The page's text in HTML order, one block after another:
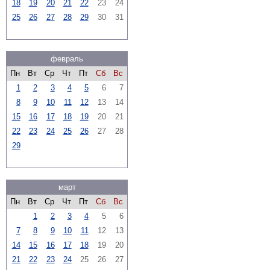
18 19 20 21 22 23
24
25
26 27 28 29 30 31
февраль
Пн
Вт Ср Чт Пт Сб
Вс
1
2 3 4 5 6
7
8
9 10 11 12 13
14
15
16 17 18 19 20
21
22
23 24 25 26 27
28
29
март
Пн
Вт Ср Чт Пт Сб
Вс
1
2 3 4 5
6
7
8 9 10 11 12
13
14
15 16 17 18 19
20
21
22 23 24 25 26
27